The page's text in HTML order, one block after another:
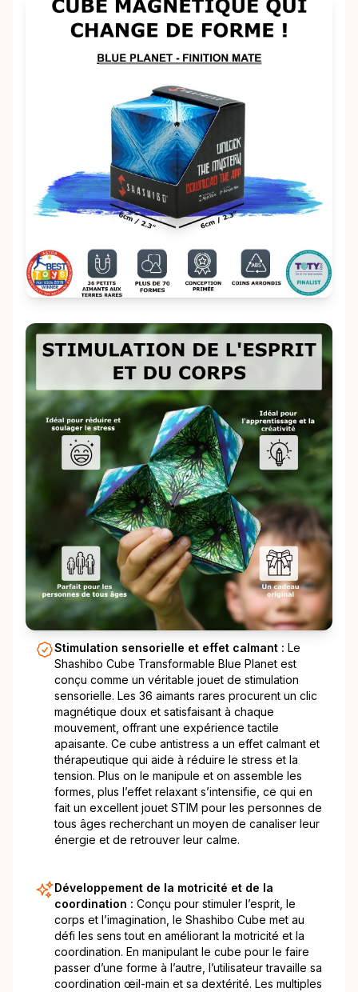
Stimulation sensorielle et effet calmant : Le
Shashibo Cube Transformable Blue Planet est
conçu comme un véritable jouet de stimulation
sensorielle. Les 36 aimants rares procurent un clic
magnétique doux et satisfaisant à chaque
mouvement, offrant une expérience tactile
apaisante. Ce cube antistress a un effet calmant et
thérapeutique qui aide à réduire le stress et la
tension. Plus on le manipule et on assemble les
formes, plus l’effet relaxant s’intensifie, ce qui en
fait un excellent jouet STIM pour les personnes de
tous âges recherchant un moyen de canaliser leur
énergie et de retrouver leur calme.
Développement de la motricité et de la
coordination : Conçu pour stimuler l’esprit, le
corps et l’imagination, le Shashibo Cube met au
défi les sens tout en améliorant la motricité et la
coordination. En manipulant le cube pour le faire
passer d’une forme à l’autre, l’utilisateur travaille sa
coordination œil-main et sa dextérité. Les multiples